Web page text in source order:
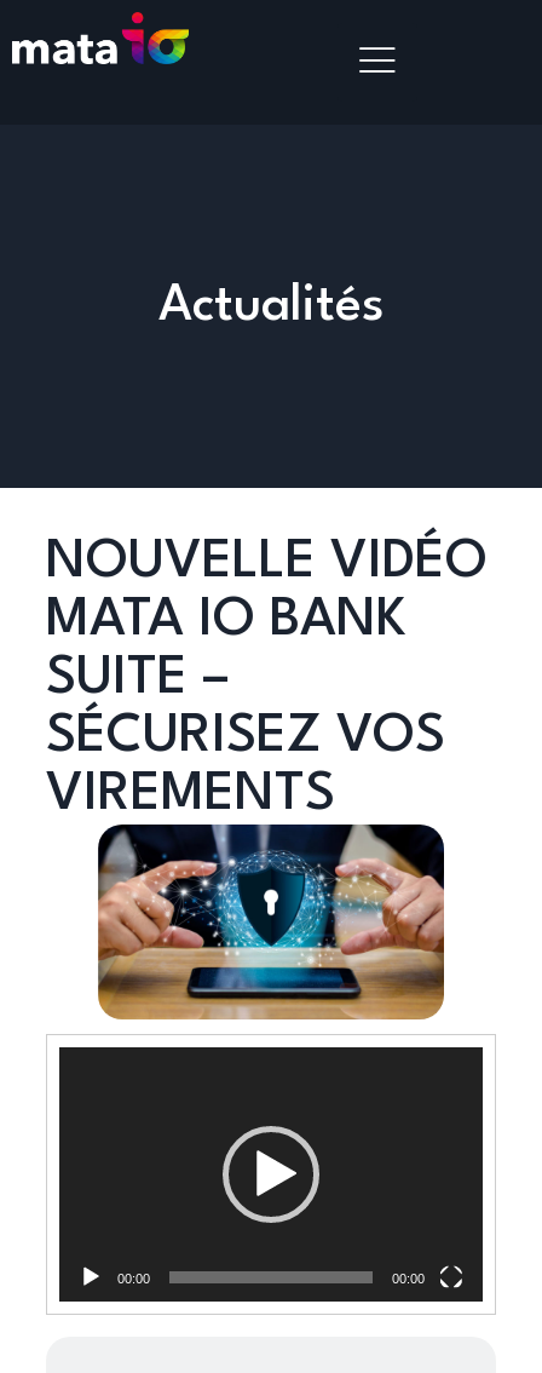
Actualités
NOUVELLE VIDÉO
MATA IO BANK
SUITE –
SÉCURISEZ VOS
VIREMENTS
00:00 00:00